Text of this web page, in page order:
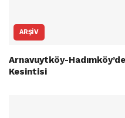
ARŞIV
Arnavuytköy-
Kesintisi